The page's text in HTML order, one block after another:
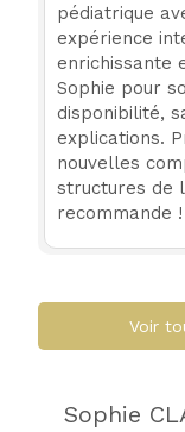
pédiatrique
expérience
enrichissante
Sophie pour
disponibilité,
explications.
nouvelles
structures de
recommande !
Voir
Sophie